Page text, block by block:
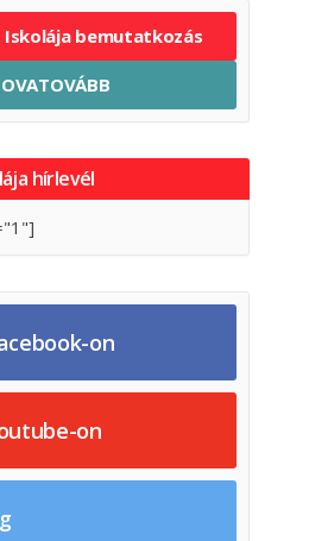
Iskolája bemutatkozás
hírlevél
on
on